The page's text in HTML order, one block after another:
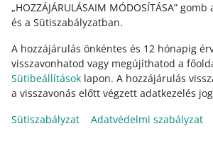
„HOZZÁJÁRULÁSAIM MÓDOSÍTÁSA”
és a Sütiszabályzatban.
A hozzájárulás önkéntes és 12 hónapig
visszavonhatod vagy megújíthatod a
Sütibeállítások lapon. A hozzájárulás
a visszavonás előtt végzett adatkezelés
Sütiszabályzat
Adatvédelmi szabályzat
Ez az oldal más nyelveken is elérhető.
megjelenítés: